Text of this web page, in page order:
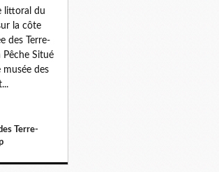
littoral du
la côte
des Terre-
Pêche Situé
musée des
Terre-